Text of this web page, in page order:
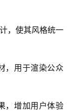
，使其风格统一
，用于渲染公众
，增加用户体验